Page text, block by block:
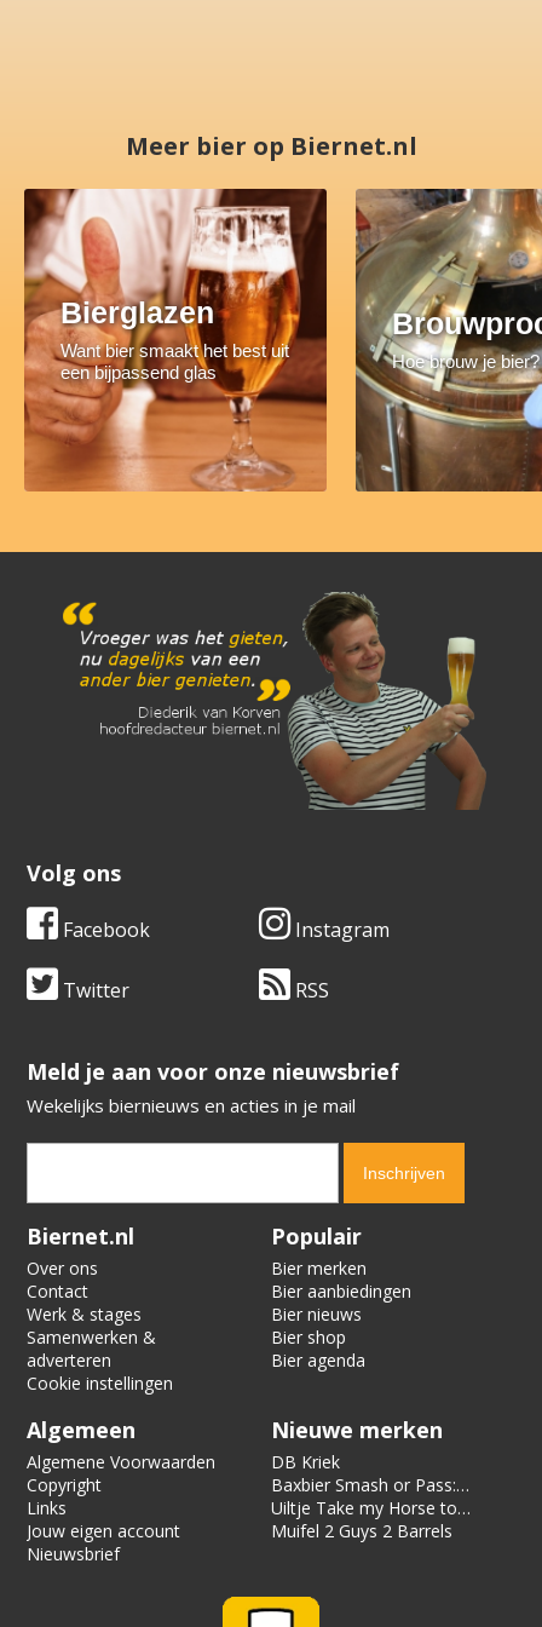
Meer bier op Biernet.nl
Bierglazen
Want bier smaakt het best uit
een bijpassend glas
Hoe brouw je bier?
Volg ons
Facebook Instagram
Twitter RSS
​​​​​​​Meld je aan voor onze nieuwsbrief
Wekelijks biernieuws en acties in je mail
Verification code:
Biernet.nl
Over ons
Contact
Werk & stages
Samenwerken &
adverteren
Cookie instellingen
Populair
Bier merken
Bier aanbiedingen
Bier nieuws
Bier shop
Bier agenda
Algemeen
Algemene Voorwaarden
Copyright
Links
Jouw eigen account
Nieuwsbrief
Nieuwe merken
DB Kriek
Baxbier Smash or Pass:
Strata
Uiltje Take my Horse to
the Hotel Room
Muifel 2 Guys 2 Barrels